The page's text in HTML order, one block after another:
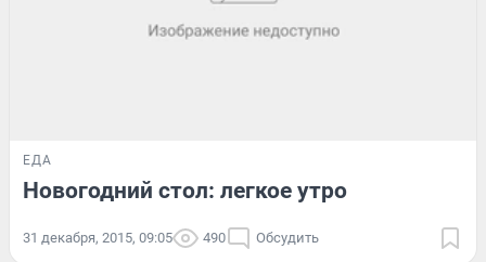
ЕДА
Новогодний стол: легкое утро
31 декабря, 2015, 09:05 490 Обсудить